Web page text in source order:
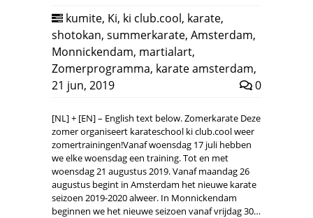
kumite, Ki, ki club.cool, karate,
shotokan, summerkarate, Amsterdam,
Monnickendam, martialart,
Zomerprogramma, karate amsterdam,
21 jun, 2019
0
[NL] + [EN] – English text below. Zomerkarate Deze
zomer organiseert karateschool ki club.cool weer
zomertrainingen!Vanaf woensdag 17 juli hebben
we elke woensdag een training. Tot en met
woensdag 21 augustus 2019. Vanaf maandag 26
augustus begint in Amsterdam het nieuwe karate
seizoen 2019-2020 alweer. In Monnickendam
beginnen we het nieuwe seizoen vanaf vrijdag 30…